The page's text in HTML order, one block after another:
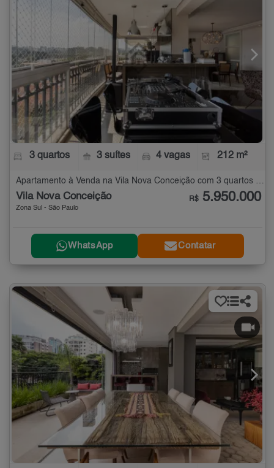
3 quartos 3 suítes 4 vagas 212 m²
Vila Nova Conceição
Zona Sul - São Paulo
R$ 5.950.000
WhatsApp Contatar